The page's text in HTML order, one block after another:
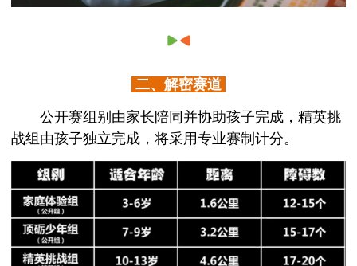
二、解密赛道
公开赛组别由家长陪同并协助孩子完成，精英挑
战组由孩子独立完成，将采用专业赛制计分。